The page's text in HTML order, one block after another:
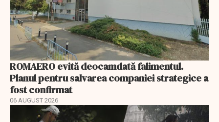
ROMAERO evită deocamdată falimentul.
Planul pentru salvarea companiei strategice a
fost confirmat
06 AUGUST 2026